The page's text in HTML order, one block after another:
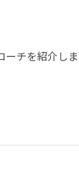
ーチを紹介し